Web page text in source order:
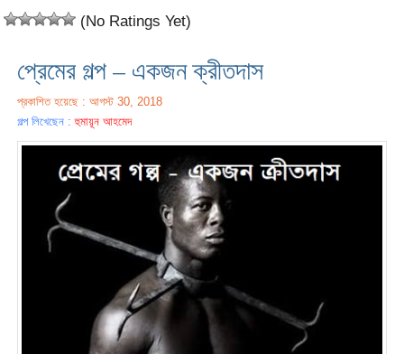
(No Ratings Yet)
প্রেমের গল্প – একজন ক্রীতদাস
প্রকাশিত হয়েছে : আগস্ট 30, 2018
গল্প লিখেছেন :হুমায়ূন আহমেদ